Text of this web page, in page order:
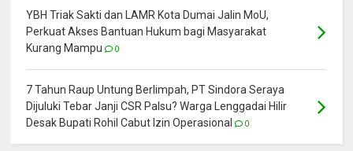
YBH Triak Sakti dan LAMR Kota Dumai Jalin MoU,
Perkuat Akses Bantuan Hukum bagi Masyarakat
Kurang Mampu
0
7 Tahun Raup Untung Berlimpah, PT Sindora Seraya
Dijuluki Tebar Janji CSR Palsu? Warga Lenggadai Hilir
Desak Bupati Rohil Cabut Izin Operasional
0